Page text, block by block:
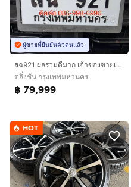
ผู้ขายที่ยืนยันตัวตนแล้ว
สฉ921 ผลรวมดีมาก เจ้าของขายเอง เลขสวย หายาก
ตลิ่งชัน กรุงเทพมหานคร
฿ 79,999
HOT